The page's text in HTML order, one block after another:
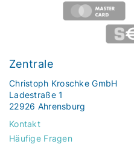
Zentrale
Christoph Kroschke GmbH
Ladestraße 1
22926 Ahrensburg
Kontakt
Häufige Fragen